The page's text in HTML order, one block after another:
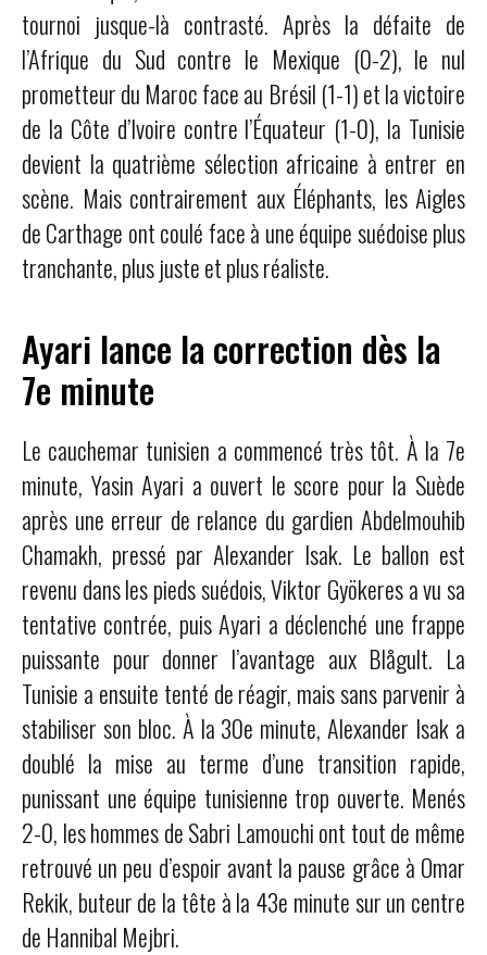
tournoi jusque-là contrasté. Après la défaite de
l’Afrique du Sud contre le Mexique (0-2), le nul
prometteur du Maroc face au Brésil (1-1) et la victoire
de la Côte d’Ivoire contre l’Équateur (1-0), la Tunisie
devient la quatrième sélection africaine à entrer en
scène. Mais contrairement aux Éléphants, les Aigles
de Carthage ont coulé face à une équipe suédoise plus
tranchante, plus juste et plus réaliste.
Ayari lance la correction dès la
7e minute
Le cauchemar tunisien a commencé très tôt. À la 7e
minute, Yasin Ayari a ouvert le score pour la Suède
après une erreur de relance du gardien Abdelmouhib
Chamakh, pressé par Alexander Isak. Le ballon est
revenu dans les pieds suédois, Viktor Gyökeres a vu sa
tentative contrée, puis Ayari a déclenché une frappe
puissante pour donner l’avantage aux Blågult. La
Tunisie a ensuite tenté de réagir, mais sans parvenir à
stabiliser son bloc. À la 30e minute, Alexander Isak a
doublé la mise au terme d’une transition rapide,
punissant une équipe tunisienne trop ouverte. Menés
2-0, les hommes de Sabri Lamouchi ont tout de même
retrouvé un peu d’espoir avant la pause grâce à Omar
Rekik, buteur de la tête à la 43e minute sur un centre
de Hannibal Mejbri.